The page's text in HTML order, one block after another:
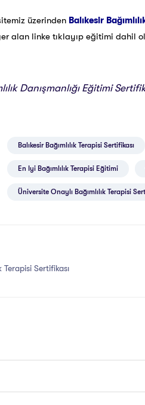
üzerinden Balıkesir
alan linke tıklayıp eğitimi dahil
Danışmanlığı Eğitimi
Balıkesir Bağımlılık Terapisi Sertifikası
En Iyi Bağımlılık Terapisi Eğitimi
Üniversite Onaylı Bağımlılık Terapisi
Terapisi Sertifikası